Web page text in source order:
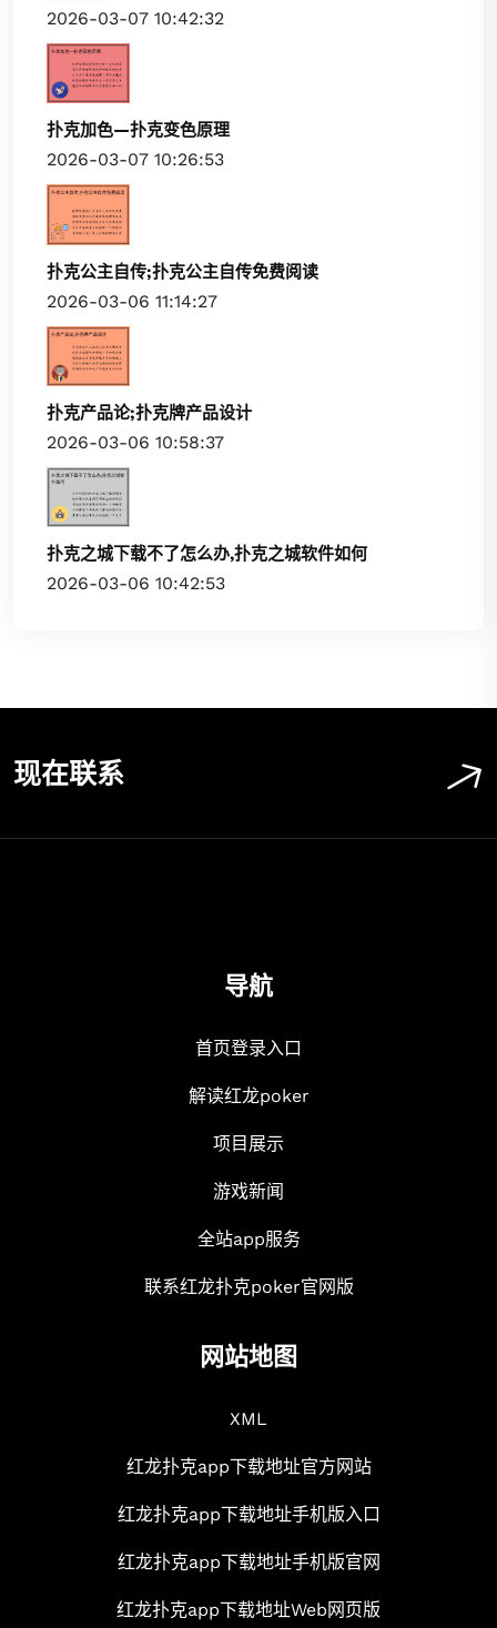
2026-03-07 10:42:32
扑克加色—扑克变色原理
2026-03-07 10:26:53
扑克公主自传;扑克公主自传免费阅读
2026-03-06 11:14:27
扑克产品论;扑克牌产品设计
2026-03-06 10:58:37
扑克之城下载不了怎么办,扑克之城软件如何
2026-03-06 10:42:53
现在联系
导航
首页登录入口
解读红龙poker
项目展示
游戏新闻
全站app服务
联系红龙扑克poker官网版
网站地图
XML
红龙扑克app下载地址官方网站
红龙扑克app下载地址手机版入口
红龙扑克app下载地址手机版官网
红龙扑克app下载地址Web网页版